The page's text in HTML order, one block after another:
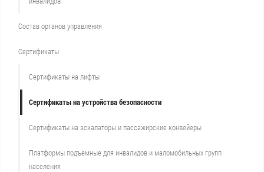
Состав органов управления
Сертификаты
Сертификаты на лифты
Сертификаты на устройства безопасности
Сертификаты на эскалаторы и пассажирские конвейеры
Платформы подъемные для инвалидов и маломобильных групп
населения